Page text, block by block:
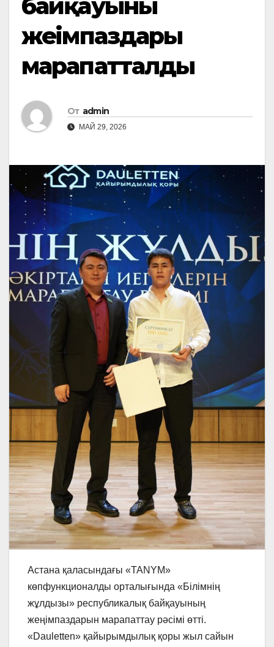
байқауының
жеңімпаздары
марапатталды
От admin
МАЙ 29, 2026
Астана қаласындағы «TANYM»
көпфункционалды орталығында «Білімнің
жұлдызы» республикалық байқауының
жеңімпаздарын марапаттау рәсімі өтті.
«Dauletten» қайырымдылық қоры жыл сайын